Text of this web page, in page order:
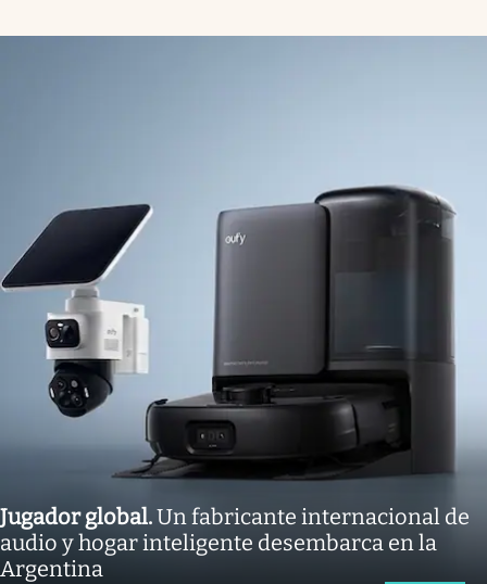
Jugador global.Un fabricante internacional de
audio y hogar inteligente desembarca en la
Argentina